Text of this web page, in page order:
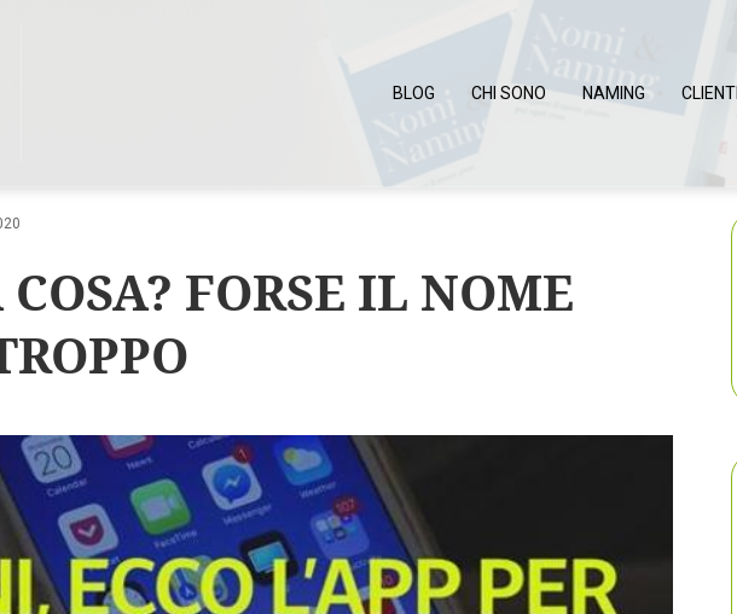
BLOG CHI SONO NAMING CLIENTI
FORSE IL NOME